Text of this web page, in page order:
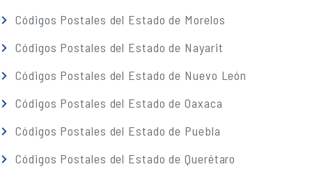
Códigos Postales del Estado de Morelos
Códigos Postales del Estado de Nayarit
Códigos Postales del Estado de Nuevo León
Códigos Postales del Estado de Oaxaca
Códigos Postales del Estado de Puebla
Códigos Postales del Estado de Querétaro